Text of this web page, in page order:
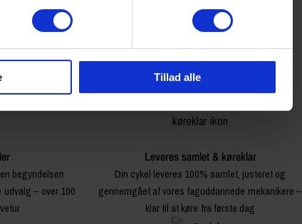
Tillad alle
begyndelsen
– over 100
Leveres samlet & køreklar
Din cykel leveres 100% samlet, justeret og
gennemgået af vores faguddannede mekanikere –
klar til at køre fra første dag